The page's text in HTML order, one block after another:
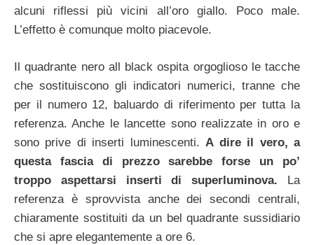
alcuni riflessi più vicini all’oro giallo. Poco male.
L’effetto è comunque molto piacevole.
Il quadrante nero all black ospita orgoglioso le tacche
che sostituiscono gli indicatori numerici, tranne che
per il numero 12, baluardo di riferimento per tutta la
referenza. Anche le lancette sono realizzate in oro e
sono prive di inserti luminescenti. A dire il vero, a
questa fascia di prezzo sarebbe forse un po’
troppo aspettarsi inserti di superluminova. La
referenza è sprovvista anche dei secondi centrali,
chiaramente sostituiti da un bel quadrante sussidiario
che si apre elegantemente a ore 6.